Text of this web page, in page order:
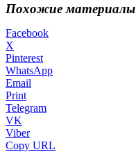
Похожие материалы
Facebook
X
Pinterest
WhatsApp
Email
Print
Telegram
VK
Viber
Copy URL